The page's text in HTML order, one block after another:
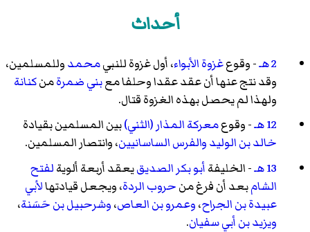
أحداث
2 هـ - وقوعغزوة الأبواء، أول غزوة للنبيمحمدوللمسلمين،
وقد نتج عنها أن عقد عقدا وحلفا معبني ضمرةمنكنانة
ولهذا لم يحصل بهذه الغزوة قتال.
12 هـ
- وقوعمعركة المذار (الثني)بين المسلمين بقيادة
خالد بن الوليدوالفرس الساسانيين، وانتصار المسلمين.
13 هـ
- الخليفةأبو بكر الصديقيعقد أربعة ألويةلفتح
الشامبعد أن فرغ منحروب الردة، ويجعل قيادتهالأبي
عبيدة بن الجراح،وعمرو بن العاص،وشرحبيل بن حَسَنة،
ويزيد بن أبي سفيان.